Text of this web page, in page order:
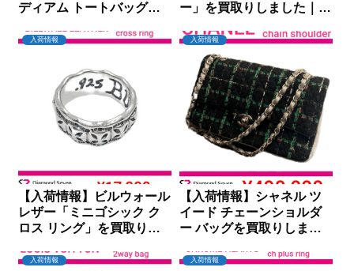
ディアム トートバッグ」
モンドセブン
ー」を買取りしました｜ダ
入荷情報
【入荷情報】ビルウォール
レザー「ミニゴシック ク
ロス リング」を買取りし
ン
入荷情報
【入荷情報】シャネル ツ
イード チェーンショルダ
ー バッグを買取りしまし
阪心斎橋店
入荷情報 入荷情報